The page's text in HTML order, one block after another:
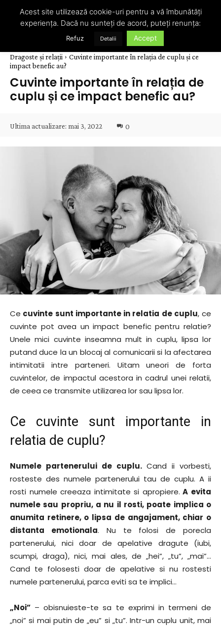
Dragoste și relații
Cuvinte importante în relația de cuplu și ce
impact benefic au?
Cuvinte importante în relația de
cuplu și ce impact benefic au?
Ultima actualizare: mai 3, 2022 0
Ce cuvinte sunt importante in relatia de cuplu, ce
cuvinte pot avea un impact benefic pentru relatie?
Unele mici cuvinte inseamna mult in cuplu, lipsa lor
putand duce la un blocaj al comunicarii si la afectarea
intimitatii intre parteneri. Uitam uneori de forta
cuvintelor, de impactul acestora in cadrul unei relatii,
de ceea ce transmite utilizarea lor sau lipsa lor.
Ce cuvinte sunt importante in
relatia de cuplu?
Numele partenerului de cuplu.Cand ii vorbesti,
rosteste des numele partenerului tau de cuplu. A ii
rosti numele creeaza intimitate si apropiere. A evita
numele sau propriu, a nu il rosti, poate implica o
anumita retinere, o lipsa de angajament, chiar o
distanta emotionala. Nu te folosi de porecla
partenerului, nici doar de apelative dragute (iubi,
scumpi, draga), nici, mai ales, de „hei”, „tu”, „mai”…
Cand te folosesti doar de apelative si nu rostesti
numele partenerului, parca eviti sa te implici…
„Noi” – obisnuieste-te sa te exprimi in termeni de
„noi” si mai putin de „eu” si „tu”. Intr-un cuplu unit, mai
Acest site utilizează cookie-uri pentru a vă îmbunătăți
experiența. Dacă nu sunteți de acord, puteți renunța:
Refuz Detalii Accept